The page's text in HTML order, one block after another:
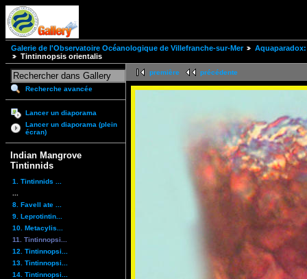
Galerie de l'Observatoire Océanologique de Villefranche-sur-Mer
Tintinnopsis orientalis
Recherche avancée
Lancer un diaporama
Lancer un diaporama (plein
écran)
Indian Mangrove
Tintinnids
1. Tintinnids ...
8. Favell ate ...
9. Leprotintin...
10. Metacylis...
11. Tintinnopsi...
12. Tintinnopsi...
13. Tintinnopsi...
14. Tintinnopsi...
première précédente